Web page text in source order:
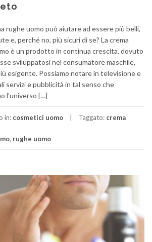
rughe uomo può aiutare ad essere più belli,
e, perché no, più sicuri di se? La crema
è un prodotto in continua crescita, dovuto
sviluppatosi nel consumatore maschile,
esigente. Possiamo notare in televisione e
servizi e pubblicità in tal senso che
l’universo […]
in: cosmetici uomo Taggato: crema
, rughe uomo